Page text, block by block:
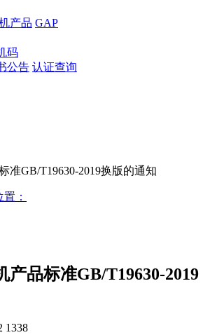
产品 GAP
码
公告 认证查询
准GB/T19630-2019换版的通知
：
产品标准GB/T19630-2019
1338